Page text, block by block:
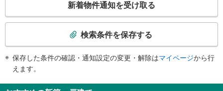
・改札⇔北口
・改札⇔南口
《多機能トイレ》
・改札内
《車椅子対応》
その他
検
知
新着物件通知を受け取る
検索条件を保存する
保存した条件の確認・通知設定の変更・解除はマイページから行
えます。